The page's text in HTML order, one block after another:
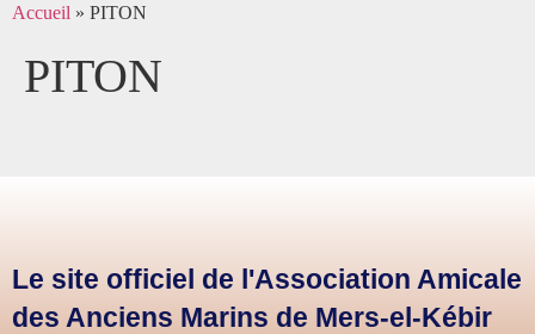
Accueil » PITON
PITON
Le site officiel de l'Association Amicale
des Anciens Marins de Mers-el-Kébir